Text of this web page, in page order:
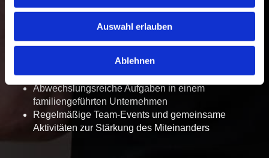
Auswahl erlauben
Ablehnen
Unbefristete Festanstellung in Vollzeit mit
langfristiger Perspektive
(VL, betriebliche Altersvorsorge)
Flexible Arbeitszeiten und ein gutes, familiäres
Betriebsklima
Abwechslungsreiche Aufgaben in einem
familiengeführten Unternehmen
Regelmäßige Team-Events und gemeinsame
Aktivitäten zur Stärkung des Miteinanders